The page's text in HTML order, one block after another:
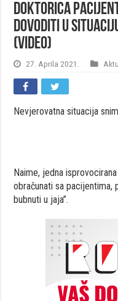
Doktorica
dovoditi u
(VIDEO)
27. Aprila 2021.
Nevjerovatna situacija
Naime, jedna
obračunati sa pacijentima,
bubnuti u jaja”.